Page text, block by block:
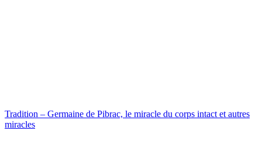
Tradition – Germaine de Pibrac, le miracle du corps intact et autres
miracles